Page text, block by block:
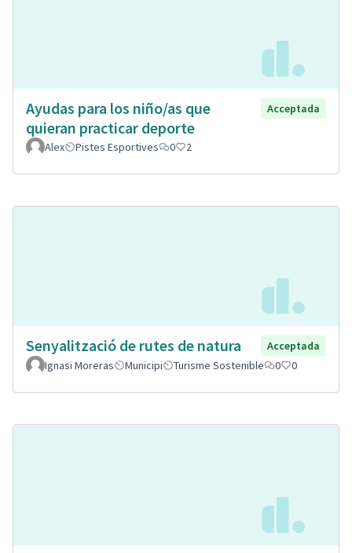
Ayudas para los niño/as que
quieran practicar deporte
Acceptada
Alex Pistes Esportives 0 2
Senyalització de rutes de natura
Acceptada
Ignasi Moreras
Municipi Turisme Sostenible 0 0